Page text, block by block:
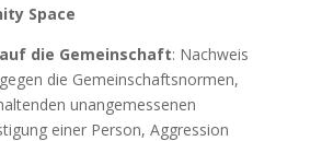
Space
die Gemeinschaft: Nachweis
die Gemeinschaftsnormen,
unangemessenen
einer Person, Aggression